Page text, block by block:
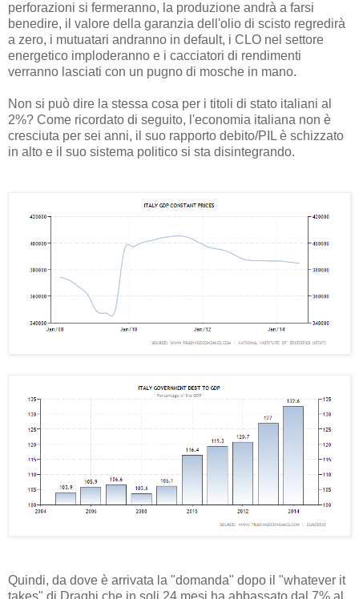
perforazioni si fermeranno, la produzione andrà a farsi
benedire, il valore della garanzia dell'olio di scisto regredirà
a zero, i mutuatari andranno in default, i CLO nel settore
energetico imploderanno e i cacciatori di rendimenti
verranno lasciati con un pugno di mosche in mano.
Non si può dire la stessa cosa per i titoli di stato italiani al
2%? Come ricordato di seguito, l'economia italiana non è
cresciuta per sei anni, il suo rapporto debito/PIL è schizzato
in alto e il suo sistema politico si sta disintegrando.
Quindi, da dove è arrivata la "domanda" dopo il "whatever it
takes" di Draghi che in soli 24 mesi ha abbassato dal 7% al